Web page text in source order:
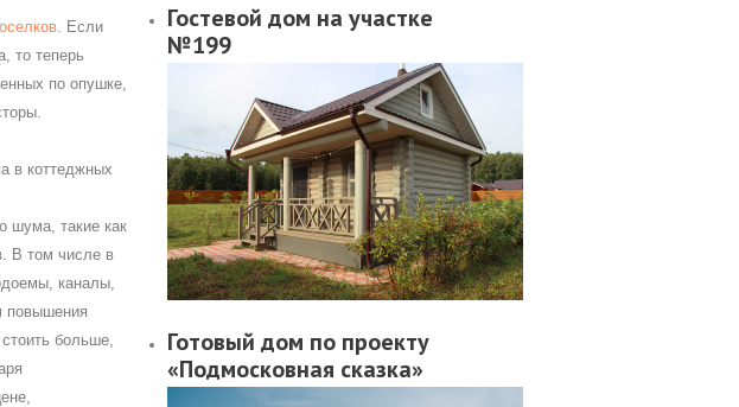
Гостевой дом на участке
№199
Готовый дом по проекту
«Подмосковная сказка»
. Если
то теперь
по опушке,
в коттеджных
шума, такие как
В том числе в
каналы,
повышения
больше,